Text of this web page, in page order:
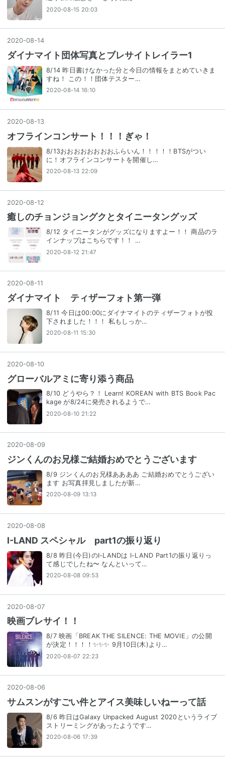
2020-08-15 20:03
2020-08-14
ダイナマイト団体写真とブレサイトレイラー1
8/14 昨日書けなかった分と今日の情報をまとめていきま
すね！ この！！団体テスター…
2020-08-14 16:10
2020-08-13
オフラインコンサート！！！ぎゃ！
8/13おおおおおおおおふらいん！！！！！BTSがつい
に！オフラインコンサートを開催し…
2020-08-13 22:09
2020-08-12
癒しのチョンジョングクとタイニータングッズ
8/12 タイニータンがグッズになりますよー！！ 商品のラ
インナップはこちらです！！ …
2020-08-12 21:47
2020-08-11
ダイナマイト ティザーフォト第一弾
8/11 今日は00:00にダイナマイトのティザーフォトが投
下されました！！！ 私もしっか…
2020-08-11 15:30
2020-08-10
グローバルアミに寄り添う商品
8/10 どうやら？！ Learn! KOREAN with BTS Book Pac
kage が8/24に発売されるようで…
2020-08-10 21:22
2020-08-09
ジンくんのお兄様ご結婚おめでとうございます
8/9 ジンくんのお兄様ああああ ご結婚おめでとうござい
ます お写真拝見しましたが新…
2020-08-09 13:13
2020-08-08
I-LAND スペシャル part1の振り返り
8/8 昨日(今日)のI-LANDは I-LAND Part1の振り返りっ
て感じでしたね〜 なんといって…
2020-08-08 09:53
2020-08-07
映画ブレサイ！！
8/7 映画「BREAK THE SILENCE: THE MOVIE」の公開
が決定！！！！✨✨✨ 9月10日(木)より…
2020-08-07 22:23
2020-08-06
サムスンがすごい件とアイス美味しいねーって話
8/6 昨日はGalaxy Unpacked August 2020というライブ
ストリーミングがあったようです…
2020-08-06 17:39